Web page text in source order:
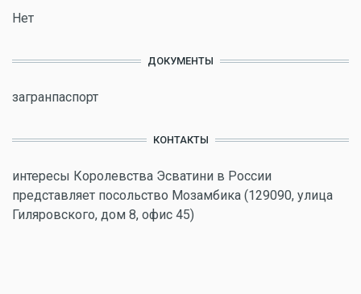
Нет
ДОКУМЕНТЫ
загранпаспорт
КОНТАКТЫ
интересы Королевства Эсватини в России
представляет посольство Мозамбика (129090, улица
Гиляровского, дом 8, офис 45)